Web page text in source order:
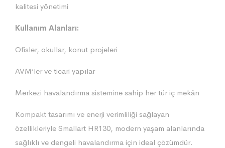
kalitesi yönetimi
Kullanım Alanları:
Ofisler, okullar, konut projeleri
AVM’ler ve ticari yapılar
Merkezi havalandırma sistemine sahip her tür iç mekân
Kompakt tasarımı ve enerji verimliliği sağlayan
özellikleriyle Smallart HR130, modern yaşam alanlarında
sağlıklı ve dengeli havalandırma için ideal çözümdür.